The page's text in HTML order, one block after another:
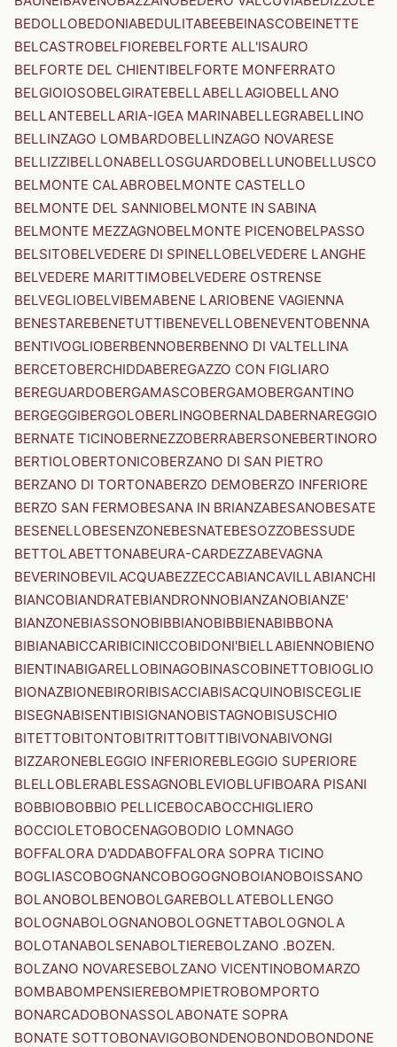
BEDOLLOBEDONIABEDULITABEEBEINASCOBEINETTE
BELCASTROBELFIOREBELFORTE ALL'ISAURO
BELFORTE DEL CHIENTIBELFORTE MONFERRATO
BELGIOIOSOBELGIRATEBELLABELLAGIOBELLANO
BELLANTEBELLARIA-IGEA MARINABELLEGRABELLINO
BELLINZAGO LOMBARDOBELLINZAGO NOVARESE
BELLIZZIBELLONABELLOSGUARDOBELLUNOBELLUSCO
BELMONTE CALABROBELMONTE CASTELLO
BELMONTE DEL SANNIOBELMONTE IN SABINA
BELMONTE MEZZAGNOBELMONTE PICENOBELPASSO
BELSITOBELVEDERE DI SPINELLOBELVEDERE LANGHE
BELVEDERE MARITTIMOBELVEDERE OSTRENSE
BELVEGLIOBELVIBEMABENE LARIOBENE VAGIENNA
BENESTAREBENETUTTIBENEVELLOBENEVENTOBENNA
BENTIVOGLIOBERBENNOBERBENNO DI VALTELLINA
BERCETOBERCHIDDABEREGAZZO CON FIGLIARO
BEREGUARDOBERGAMASCOBERGAMOBERGANTINO
BERGEGGIBERGOLOBERLINGOBERNALDABERNAREGGIO
BERNATE TICINOBERNEZZOBERRABERSONEBERTINORO
BERTIOLOBERTONICOBERZANO DI SAN PIETRO
BERZANO DI TORTONABERZO DEMOBERZO INFERIORE
BERZO SAN FERMOBESANA IN BRIANZABESANOBESATE
BESENELLOBESENZONEBESNATEBESOZZOBESSUDE
BETTOLABETTONABEURA-CARDEZZABEVAGNA
BEVERINOBEVILACQUABEZZECCABIANCAVILLABIANCHI
BIANCOBIANDRATEBIANDRONNOBIANZANOBIANZE'
BIANZONEBIASSONOBIBBIANOBIBBIENABIBBONA
BIBIANABICCARIBICINICCOBIDONI'BIELLABIENNOBIENO
BIENTINABIGARELLOBINAGOBINASCOBINETTOBIOGLIO
BIONAZBIONEBIRORIBISACCIABISACQUINOBISCEGLIE
BISEGNABISENTIBISIGNANOBISTAGNOBISUSCHIO
BITETTOBITONTOBITRITTOBITTIBIVONABIVONGI
BIZZARONEBLEGGIO INFERIOREBLEGGIO SUPERIORE
BLELLOBLERABLESSAGNOBLEVIOBLUFIBOARA PISANI
BOBBIOBOBBIO PELLICEBOCABOCCHIGLIERO
BOCCIOLETOBOCENAGOBODIO LOMNAGO
BOFFALORA D'ADDABOFFALORA SOPRA TICINO
BOGLIASCOBOGNANCOBOGOGNOBOIANOBOISSANO
BOLANOBOLBENOBOLGAREBOLLATEBOLLENGO
BOLOGNABOLOGNANOBOLOGNETTABOLOGNOLA
BOLOTANABOLSENABOLTIEREBOLZANO .BOZEN.
BOLZANO NOVARESEBOLZANO VICENTINOBOMARZO
BOMBABOMPENSIEREBOMPIETROBOMPORTO
BONARCADOBONASSOLABONATE SOPRA
BONATE SOTTOBONAVIGOBONDENOBONDOBONDONE